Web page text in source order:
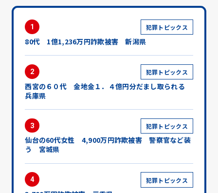
1 犯罪トピックス
80代 1億1,236万円詐欺被害 新潟県
2 犯罪トピックス
西宮の６０代 金地金１．４億円分だまし取られる
兵庫県
3 犯罪トピックス
仙台の60代女性 4,900万円詐欺被害 警察官など装
う 宮城県
4 犯罪トピックス